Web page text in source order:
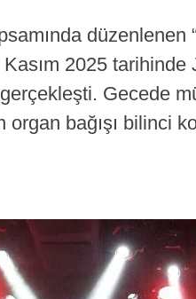
2025 tarihinde
Gecede
organ bağışı bilinci